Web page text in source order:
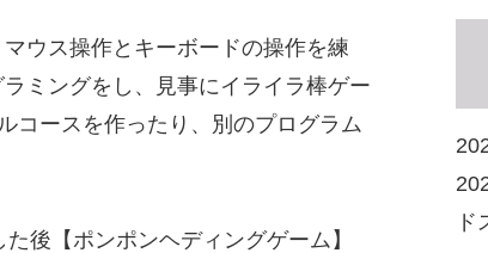
ウス操作とキーボードの操作を練
ミングをし、見事にイライラ棒ゲー
コースを作ったり、別のプログラム
後【ポンポンヘディングゲーム】
ド